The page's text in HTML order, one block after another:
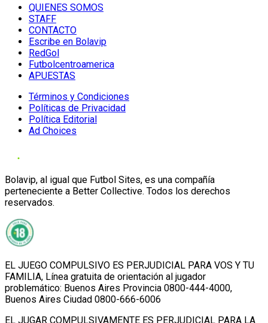
QUIENES SOMOS
STAFF
CONTACTO
Escribe en Bolavip
RedGol
Futbolcentroamerica
APUESTAS
Términos y Condiciones
Políticas de Privacidad
Política Editorial
Ad Choices
Bolavip, al igual que Futbol Sites, es una compañía
perteneciente a Better Collective. Todos los derechos
reservados.
EL JUEGO COMPULSIVO ES PERJUDICIAL PARA VOS Y TU
FAMILIA, Línea gratuita de orientación al jugador
problemático: Buenos Aires Provincia 0800-444-4000,
Buenos Aires Ciudad 0800-666-6006
EL JUGAR COMPULSIVAMENTE ES PERJUDICIAL PARA LA